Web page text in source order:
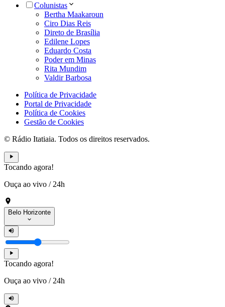
Colunistas
Bertha Maakaroun
Ciro Dias Reis
Direto de Brasília
Edilene Lopes
Eduardo Costa
Poder em Minas
Rita Mundim
Valdir Barbosa
Política de Privacidade
Portal de Privacidade
Política de Cookies
Gestão de Cookies
© Rádio Itatiaia. Todos os direitos reservados.
Tocando agora!
Ouça ao vivo / 24h
Belo Horizonte
Tocando agora!
Ouça ao vivo / 24h